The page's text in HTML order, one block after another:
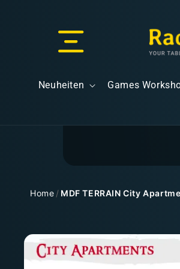
Neuheiten Games
Home / MDF TERRAIN City
Zu
Produktinformationen
springen
Kostenloser Versand